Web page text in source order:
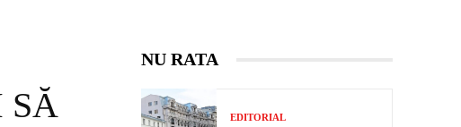
SĂ
NU RATA
EDITORIAL